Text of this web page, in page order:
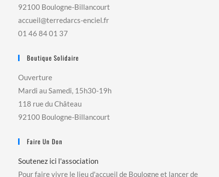
92100 Boulogne-Billancourt
accueil@terredarcs-enciel.fr
01 46 84 01 37
Boutique Solidaire
Ouverture
Mardi au Samedi, 15h30-19h
118 rue du Château
92100 Boulogne-Billancourt
Faire Un Don
Soutenez ici l'association
Pour faire vivre le lieu d'accueil de Boulogne et lancer de